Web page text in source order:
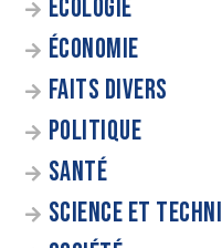
ÉCOLOGIE
ÉCONOMIE
FAITS DIVERS
POLITIQUE
SANTÉ
SCIENCE ET